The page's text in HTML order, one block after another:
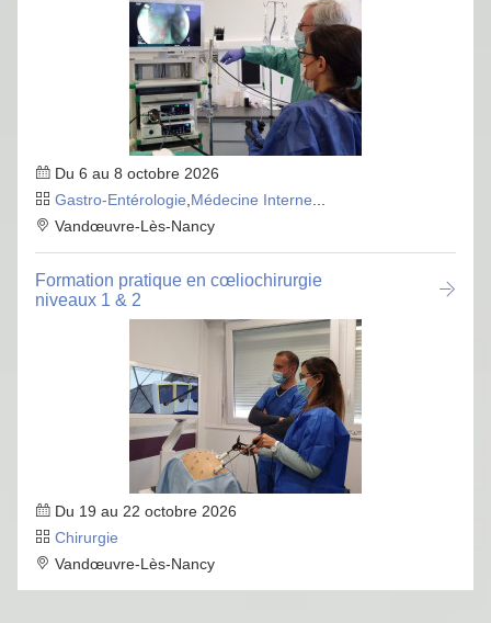
Du 6 au 8 octobre 2026
Gastro-Entérologie Médecine Interne
Vandœuvre-Lès-Nancy
Formation pratique en cœliochirurgie
niveaux 1 & 2
Du 19 au 22 octobre 2026
Chirurgie
Vandœuvre-Lès-Nancy